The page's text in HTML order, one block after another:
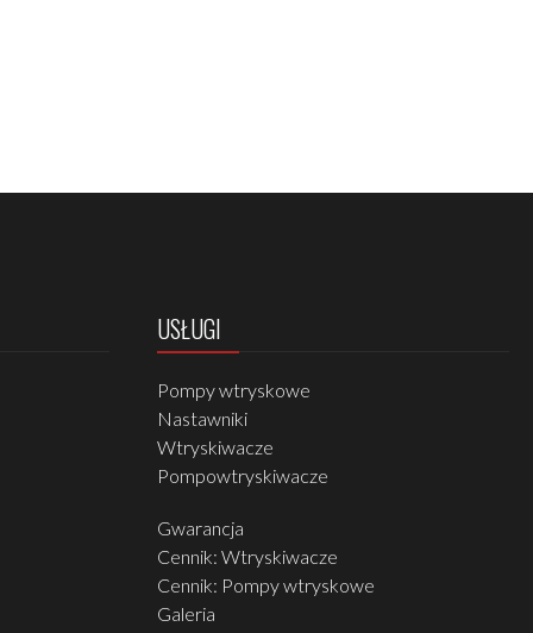
USŁUGI
Pompy wtryskowe
Nastawniki
Wtryskiwacze
Pompowtryskiwacze
Gwarancja
Cennik: Wtryskiwacze
Cennik: Pompy wtryskowe
Galeria